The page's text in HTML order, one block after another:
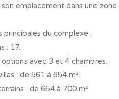
emplacement dans une
principales du complexe :
: 17.
options avec 3 et 4 chambres.
: de 561 à 654 m².
: de 654 à 700 m².